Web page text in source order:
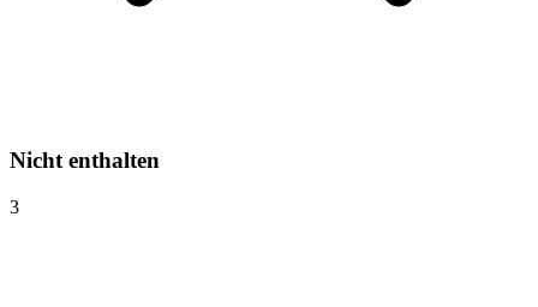
Nicht enthalten
3